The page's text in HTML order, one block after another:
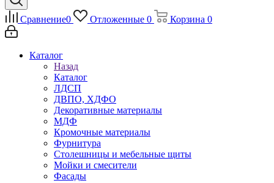
Сравнение0 Отложенные 0 Корзина 0
Каталог
Назад
Каталог
ЛДСП
ДВПО, ХДФО
Декоративные материалы
МДФ
Кромочные материалы
Фурнитура
Столешницы и мебельные щиты
Мойки и смесители
Фасады